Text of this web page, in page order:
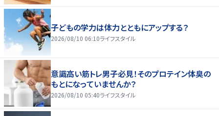
子どもの学力は体力とともにアップする？
2026/08/10 06:10ライフスタイル
意識高い筋トレ男子必見！そのプロテイン体臭の
もとになっていませんか？
2026/08/10 05:40ライフスタイル